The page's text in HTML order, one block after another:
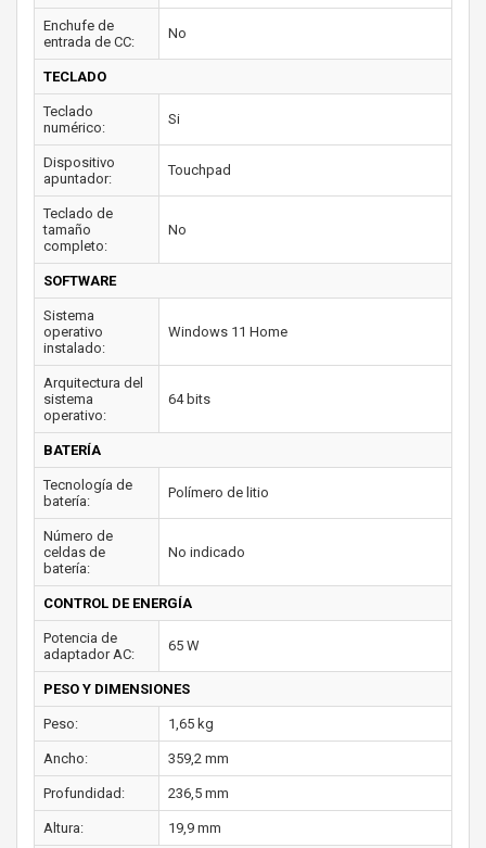
Enchufe de
entrada de CC:
No
TECLADO
Teclado
numérico:
Si
Dispositivo
apuntador:
Touchpad
Teclado de
tamaño
completo:
No
SOFTWARE
Sistema
operativo
instalado:
Windows 11 Home
Arquitectura del
sistema
operativo:
64 bits
BATERÍA
Tecnología de
batería:
Polímero de litio
Número de
celdas de
batería:
No indicado
CONTROL DE ENERGÍA
Potencia de
adaptador AC:
65 W
PESO Y DIMENSIONES
Peso: 1,65 kg
Ancho: 359,2 mm
Profundidad: 236,5 mm
Altura: 19,9 mm